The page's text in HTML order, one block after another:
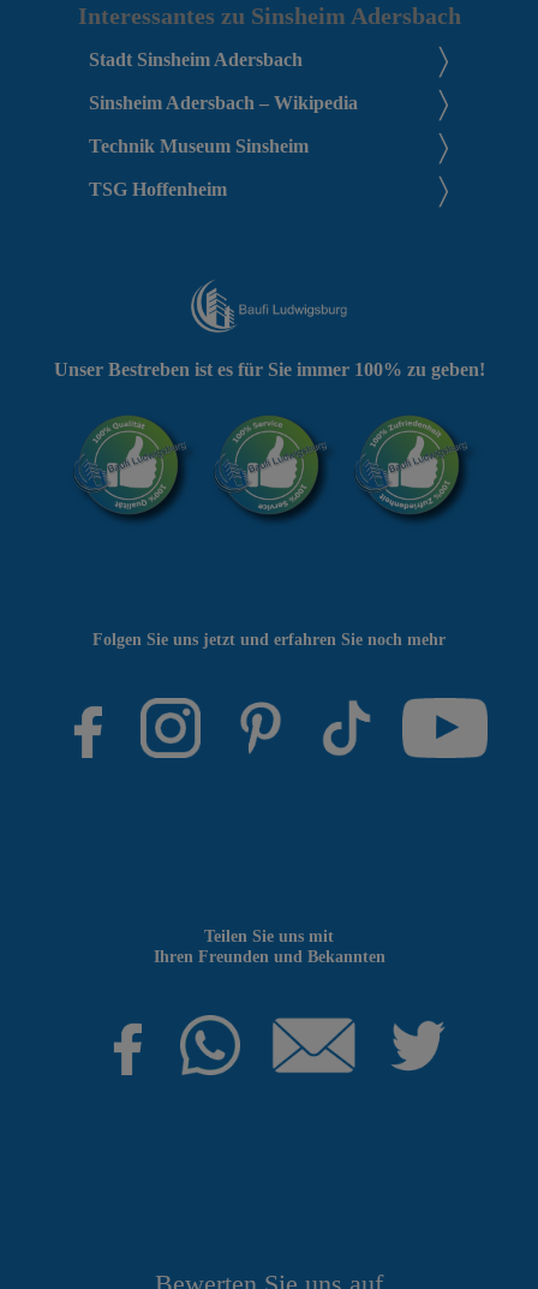
Interessantes zu Sinsheim Adersbach
Stadt Sinsheim Adersbach
Sinsheim Adersbach – Wikipedia
Technik Museum Sinsheim
TSG Hoffenheim
Teilen Sie uns mit
Ihren Freunden und Bekannten
Folgen Sie uns jetzt und erfahren Sie noch mehr
Unser Bestreben ist es für Sie immer 100% zu geben!